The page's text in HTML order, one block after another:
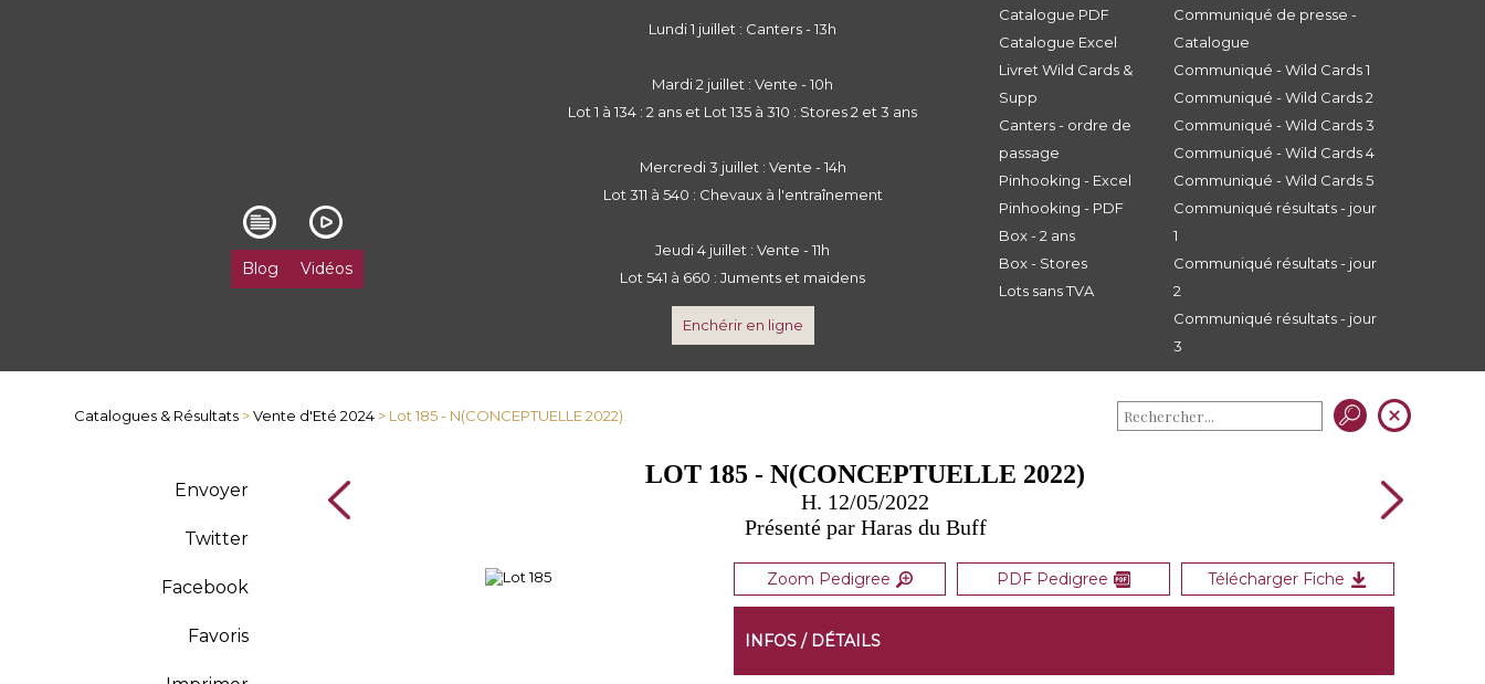
Blog Vidéos
Lundi 1 juillet : Canters - 13h
Mardi 2 juillet : Vente - 10h
Lot 1 à 134 : 2 ans et Lot 135 à 310 : Stores 2 et 3 ans
Mercredi 3 juillet : Vente - 14h
Lot 311 à 540 : Chevaux à l'entraînement
Jeudi 4 juillet : Vente - 11h
Lot 541 à 660 : Juments et maidens
Enchérir en ligne
Catalogue PDF
Catalogue Excel
Livret Wild Cards &
Supp
Canters - ordre de
passage
Pinhooking - Excel
Pinhooking - PDF
Box - 2 ans
Box - Stores
Lots sans TVA
Communiqué de presse -
Catalogue
Communiqué - Wild Cards 1
Communiqué - Wild Cards 2
Communiqué - Wild Cards 3
Communiqué - Wild Cards 4
Communiqué - Wild Cards 5
Communiqué résultats - jour
1
Communiqué résultats - jour
2
Communiqué résultats - jour
3
Catalogues & Résultats >Vente d'Eté 2024 > Lot 185 - N(CONCEPTUELLE 2022)
Envoyer
Twitter
Facebook
Favoris
LOT 185 - N(CONCEPTUELLE 2022)
H. 12/05/2022
Présenté par Haras du Buff
Zoom Pedigree PDF Pedigree Télécharger Fiche
INFOS / DÉTAILS